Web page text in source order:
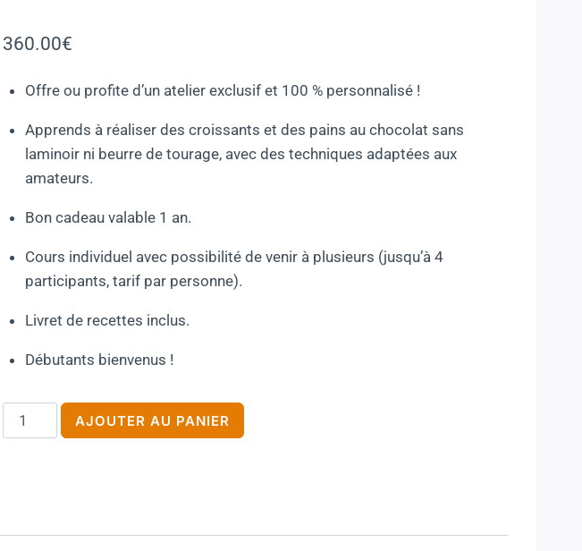
360.00€
Offre ou profite d’un atelier exclusif et 100 % personnalisé !
Apprends à réaliser des croissants et des pains au chocolat sans
laminoir ni beurre de tourage, avec des techniques adaptées aux
amateurs.
Bon cadeau valable 1 an.
Cours individuel avec possibilité de venir à plusieurs (jusqu’à 4
participants, tarif par personne).
Livret de recettes inclus.
Débutants bienvenus !
quantité
de
-
AJOUTER AU PANIER